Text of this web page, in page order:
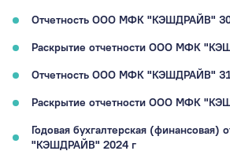
Отчетность ООО МФК "КЭШДРАЙВ"
Раскрытие отчетности ООО МФК
Отчетность ООО МФК "КЭШДРАЙВ"
Раскрытие отчетности ООО МФК
Годовая бухгалтерская
"КЭШДРАЙВ" 2024 г